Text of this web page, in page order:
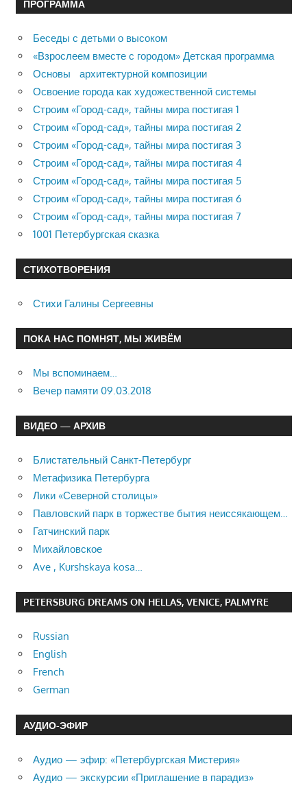
ПРОГРАММА
Беседы с детьми о высоком
«Взрослеем вместе с городом» Детская программа
Основы архитектурной композиции
Освоение города как художественной системы
Строим «Город-сад», тайны мира постигая 1
Строим «Город-сад», тайны мира постигая 2
Строим «Город-сад», тайны мира постигая 3
Строим «Город-сад», тайны мира постигая 4
Строим «Город-сад», тайны мира постигая 5
Строим «Город-сад», тайны мира постигая 6
Строим «Город-сад», тайны мира постигая 7
1001 Петербургская сказка
СТИХОТВОРЕНИЯ
Стихи Галины Сергеевны
ПОКА НАС ПОМНЯТ, МЫ ЖИВЁМ
Мы вспоминаем…
Вечер памяти 09.03.2018
ВИДЕО — АРХИВ
Блистательный Санкт-Петербург
Метафизика Петербурга
Лики «Северной столицы»
Павловский парк в торжестве бытия неиссякающем…
Гатчинский парк
Михайловское
Ave , Kurshskaya kosa…
PETERSBURG DREAMS ON HELLAS, VENICE, PALMYRE
Russian
English
French
German
АУДИО-ЭФИР
Аудио — эфир: «Петербургская Мистерия»
Аудио — экскурсии «Приглашение в парадиз»